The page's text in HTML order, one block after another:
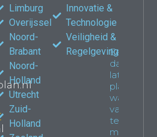
Limburg
Overijssel
Noord-
Brabant
Noord-
Holland
Utrecht
Zuid-
Holland
Innovatie &
Technologie
Veiligheid &
Regelgeving
Een
dakkapel
laten
plaatsen:
wat je
van
tevoren
moet